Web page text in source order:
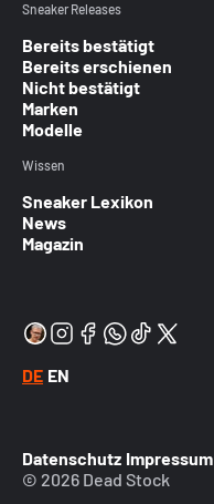
Sneaker Releases
Bereits bestätigt
Bereits erschienen
Nicht bestätigt
Marken
Modelle
Wissen
Sneaker Lexikon
News
Magazin
DE EN
Datenschutz Impressum
© 2026 Dead Stock